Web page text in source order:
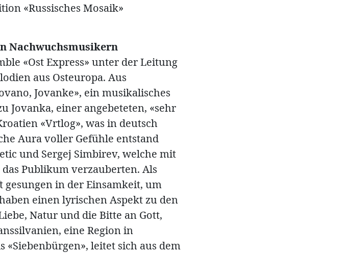
«Russisches Mosaik»
Nachwuchsmusikern
«Ost Express» unter der Leitung
aus Osteuropa. Aus
Jovanke», ein musikalisches
Jovanka, einer angebeteten, «sehr
«Vrtlog», was in deutsch
Aura voller Gefühle entstand
und Sergej Simbirev, welche mit
Publikum verzauberten. Als
in der Einsamkeit, um
einen lyrischen Aspekt zu den
Natur und die Bitte an Gott,
eine Region in
leitet sich aus dem